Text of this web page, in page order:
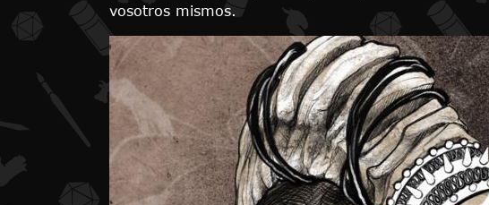
vosotros mismos.